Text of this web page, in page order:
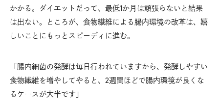
かかる。ダイエットだって、最低1か月は頑張らないと結果
は出ない。ところが、食物繊維による腸内環境の改革は、嬉
しいことにもっとスピーディに進む。
「腸内細菌の発酵は毎日行われていますから、発酵しやすい
食物繊維を増やしてやると、2週間ほどで腸内環境が良くな
るケースが大半です」